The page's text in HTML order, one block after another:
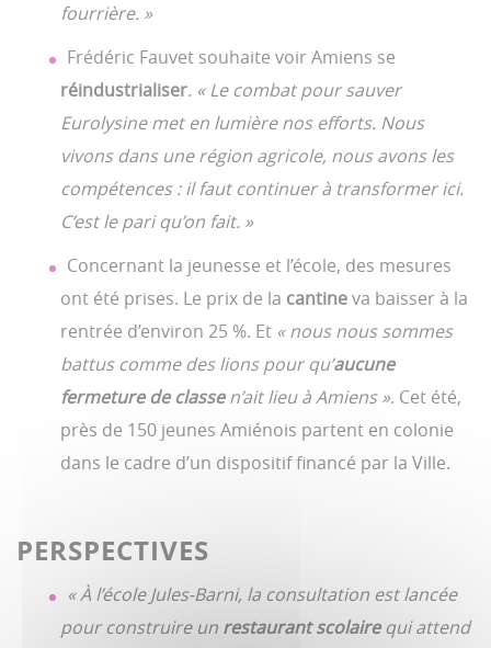
fourrière. »
Frédéric Fauvet souhaite voir Amiens se
réindustrialiser. « Le combat pour sauver
Eurolysine met en lumière nos efforts. Nous
vivons dans une région agricole, nous avons les
compétences : il faut continuer à transformer ici.
C’est le pari qu’on fait. »
Concernant la jeunesse et l’école, des mesures
ont été prises. Le prix de la cantineva baisser à la
rentrée d’environ 25 %. Et « nous nous sommes
battus comme des lions pour qu’aucune
fermeture de classen’ait lieu à Amiens ». Cet été,
près de 150 jeunes Amiénois partent en colonie
dans le cadre d’un dispositif financé par la Ville.
PERSPECTIVES
« À l’école Jules-Barni, la consultation est lancée
pour construire un restaurant scolairequi attend